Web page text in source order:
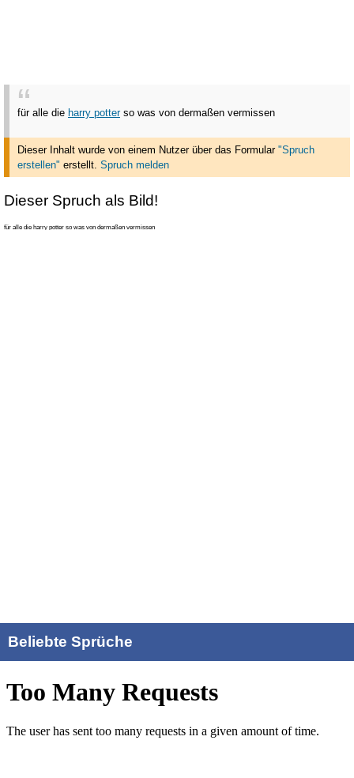
für alle die harry potterso was von dermaßen vermissen
Dieser Inhalt wurde von einem Nutzer über das Formular "Spruch
erstellen" erstellt. Spruch melden
Dieser Spruch als Bild!
für alle die harry potter so was von dermaßen vermissen
Beliebte Sprüche